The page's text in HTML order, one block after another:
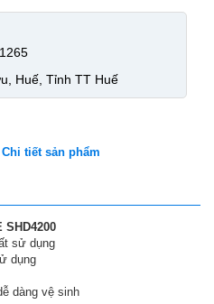
Huế, Tỉnh TT Huế
Chi tiết sản phẩm
SHD4200
sử dụng
dụng
dàng vệ sinh